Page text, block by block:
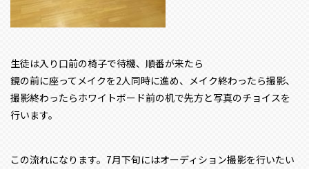
生徒は入り口前の椅子で待機、順番が来たら
鏡の前に座ってメイクを2人同時に進め、メイク終わったら撮影、
撮影終わったらホワイトボード前の机で先方と写真のチョイスを
行います。
この流れになります。7月下旬にはオーディション撮影を行いたい